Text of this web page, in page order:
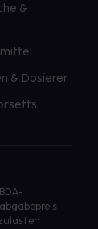
&
& Dosierer